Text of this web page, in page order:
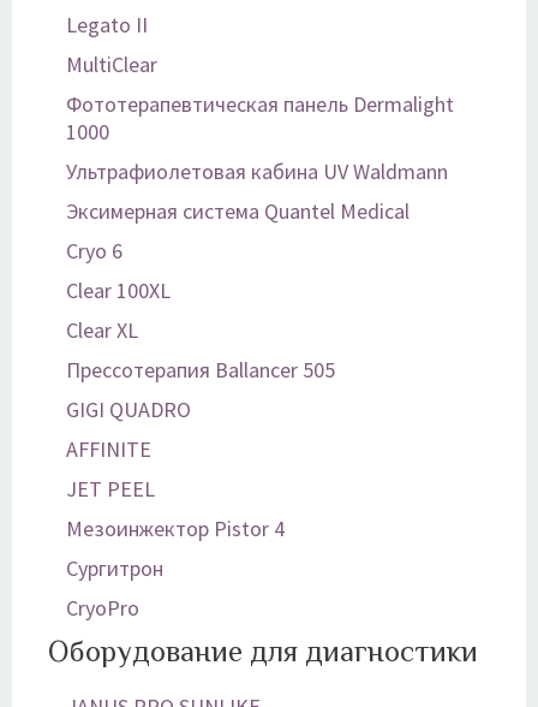
Legato II
MultiClear
Фототерапевтическая панель Dermalight
1000
Ультрафиолетовая кабина UV Waldmann
Эксимерная система Quantel Medical
Cryo 6
Clear 100XL
Clear XL
Прессотерапия Ballancer 505
GIGI QUADRO
AFFINITE
JET PEEL
Мезоинжектор Pistor 4
Сургитрон
CryoPro
Оборудование для диагностики